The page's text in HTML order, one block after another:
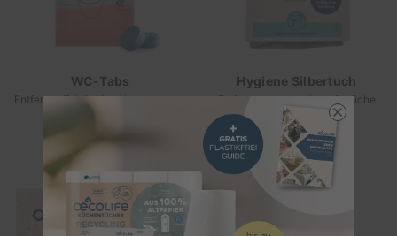
WC-Tabs
Entfernt effektiv Verschmutzungen
Hygiene Silbertuch
Entfernt unangenehme Gerüche
Regulärer
Preis
19,95 €